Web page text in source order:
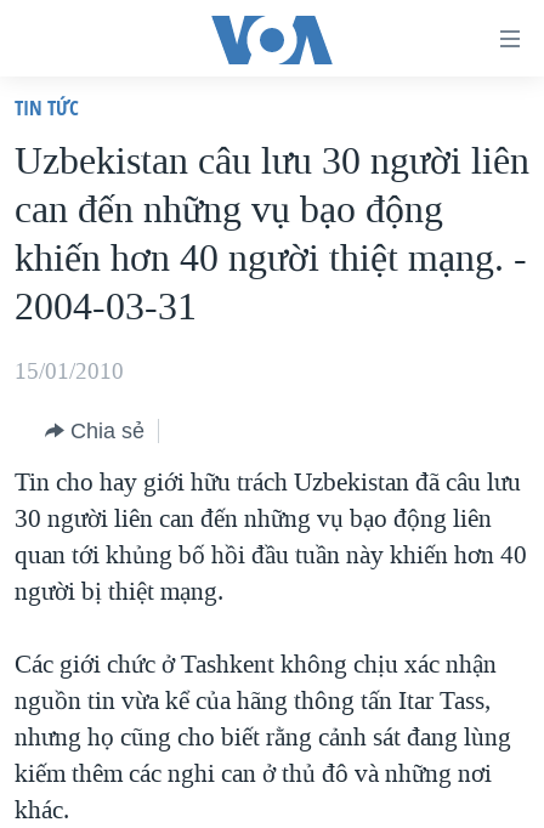
truy
cập
Tới
nội
chính
Tới
hướng
chính
Đi
"Tìm"
VIỆT NAM
HOA KỲ
BIỂN ĐÔNG
THẾ GIỚI
MỤC
TỰ DO BÁO CHÍ
VẠCH TRẦN TIN GIẢ
NGƯỜI VIỆT HẢI NGOẠI
KINH TẾ
KHOA HỌC
SỨC KHOẺ
VĂN HOÁ
CHUYÊN ĐỀ
CHIẾN TRANH THƯƠNG MẠI CỦA MỸ: QUÁ KHỨ VÀ HIỆN
TẠI
HÀNH TRÌNH BẦU CỬ 2024
GIẢI MÃ VÀNH ĐAI & CON ĐƯỜNG
NGÀY TỊ NẠN THẾ GIỚI
TRỊNH VĨNH BÌNH - NGƯỜI HẠ 'BÊN THẮNG CUỘC'
GROUND ZERO – XƯA VÀ NAY
HỌC TIẾNG ANH
VIDEO
NGHE
MẠNG XÃ HỘI
Ngôn ngữ khác
TIN TỨC
Uzbekistan câu lưu 30 người liên
can đến những vụ bạo động
khiến hơn 40 người thiệt mạng. -
2004-03-31
15/01/2010
Chia sẻ
Tin cho hay giới hữu trách Uzbekistan đã câu lưu
30 người liên can đến những vụ bạo động liên
quan tới khủng bố hồi đầu tuần này khiến hơn 40
người bị thiệt mạng.
Các giới chức ở Tashkent không chịu xác nhận
nguồn tin vừa kể của hãng thông tấn Itar Tass,
nhưng họ cũng cho biết rằng cảnh sát đang lùng
kiếm thêm các nghi can ở thủ đô và những nơi
khác.